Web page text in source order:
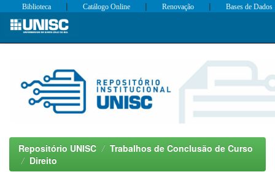
Skip
Biblioteca | Catálogo Online | Renovação | Bases de Dados
Repositório UNISC
Trabalhos de Conclusão de Curso
Direito